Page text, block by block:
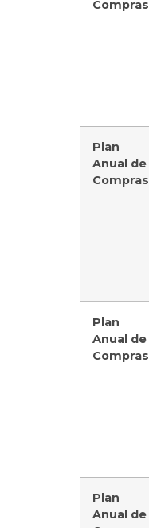
Compras
Plan
Anual de
Compras
Plan
Anual de
Compras
Plan
Anual de